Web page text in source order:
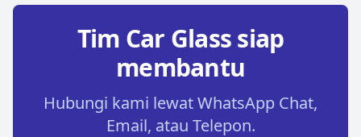
Tim Car Glass siap
membantu
Hubungi kami lewat WhatsApp Chat,
Email, atau Telepon.